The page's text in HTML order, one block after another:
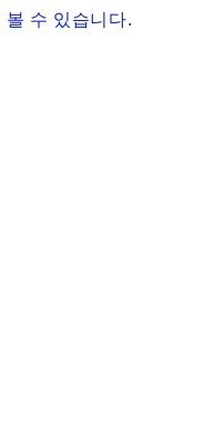
수 있습니다.